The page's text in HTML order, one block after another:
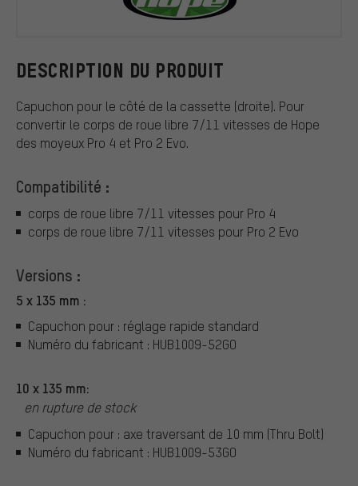
DESCRIPTION DU PRODUIT
Capuchon pour le côté de la cassette (droite). Pour
convertir le corps de roue libre 7/11 vitesses de Hope
des moyeux Pro 4 et Pro 2 Evo.
Compatibilité :
corps de roue libre 7/11 vitesses pour Pro 4
corps de roue libre 7/11 vitesses pour Pro 2 Evo
Versions :
5 x 135 mm :
Capuchon pour : réglage rapide standard
Numéro du fabricant : HUB1009-52GO
10 x 135 mm:
en rupture de stock
Capuchon pour : axe traversant de 10 mm (Thru Bolt)
Numéro du fabricant : HUB1009-53GO